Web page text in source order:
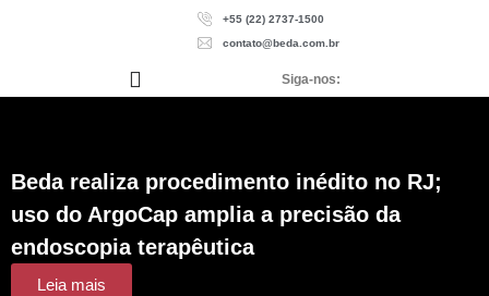
+55 (22) 2737-1500
contato@beda.com.br
Siga-nos:
Beda realiza procedimento inédito no RJ;
uso do ArgoCap amplia a precisão da
endoscopia terapêutica
Leia mais